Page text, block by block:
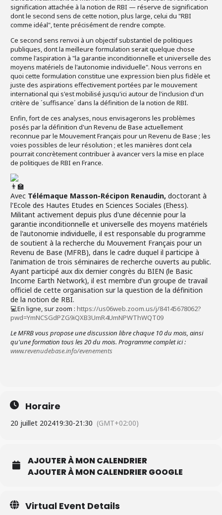
signification attachée à la notion de RBI — réserve de signification
dont le second sens de cette notion, plus large, celui du "RBI
comme idéal", tente précisément de rendre compte.
Ce second sens renvoi à un objectif substantiel de politiques
publiques, dont la meilleure formulation serait quelque chose
comme l'aspiration à "la garantie inconditionnelle et universelle des
moyens matériels de l'autonomie individuelle". Nous verrons en
quoi cette formulation constitue une expression bien plus fidèle et
juste des aspirations effectivement portées par le mouvement
international qui s'est mobilisé jusqu'ici autour de l'inclusion d'un
critère de ´suffisance´ dans la définition de la notion de RBI.
Enfin, fort de ces analyses, nous envisagerons les problèmes
posés par la définition d'un Revenu de Base actuellement
reconnue par le Mouvement Français pour un Revenu de Base ; les
voies possibles de leur résolution ; et les manières dont cela
pourrait concrètement contribuer à avancer vers la mise en place
de politiques de RBI en France.
Avec Télémaque Masson-Récipon Renaudin, doctorant à
l'Ecole des Hautes Etudes en Sciences Sociales (Ehess).
Militant activement depuis plus d'une décennie pour la
garantie inconditionnelle et universelle des moyens matériels
de l'autonomie individuelle, il est responsable du programme
de soutient à la recherche du Mouvement Français pour un
Revenu de Base (MFRB), dans le cadre duquel il participe à
l'animation de trois séminaires de recherche ouverts au public.
Ayant participé aux dix dernier congrès du BIEN (le Basic
Income Earth Network), il est membre d'un groupe de travail
officiel de cette organisation sur la question de la définition
de la notion de RBI.
💻 En ligne, sur zoom : https://us06web.zoom.us/j/84145678062?
pwd=YmNCSGdPZG9iQXB3UmR4UmNPWThWQT09
Le MFRB vous propose une discussion libre chaque 10 du mois, ainsi
qu'une formation tous les 20 du mois. Programme complet ici :
www.revenudebase.info/evenements
Horaire
20 juillet 202419:30-21:30 (GMT+02:00)
AJOUTER À MON CALENDRIER
AJOUTER À MON CALENDRIER GOOGLE
Virtual Event Details